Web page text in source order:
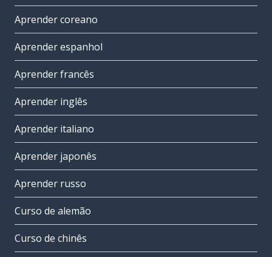
Aprender coreano
Aprender espanhol
Aprender francês
Aprender inglês
Aprender italiano
Aprender japonês
Aprender russo
Curso de alemão
Curso de chinês